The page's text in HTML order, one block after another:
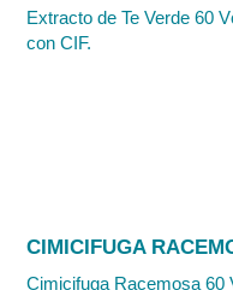
Extracto de Te Verde 60
con CIF.
CIMICIFUGA
Cimicifuga Racemosa 60